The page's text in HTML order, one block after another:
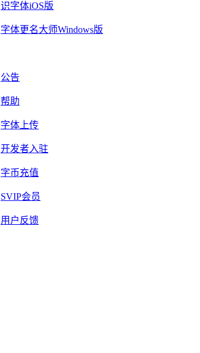
识字体iOS版
字体更名大师Windows版
公告
帮助
字体上传
开发者入驻
字币充值
SVIP会员
用户反馈